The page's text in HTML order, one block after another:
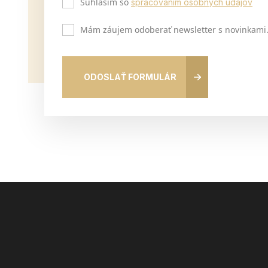
Mám záujem odoberať newsletter s novinkami.
ODOSLAŤ FORMULÁR